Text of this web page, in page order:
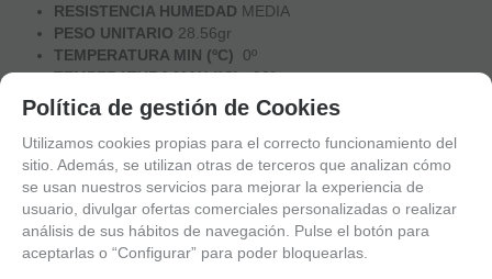
RESISTENCIA HUMEDAD MEDIA
PESO UNITARIO 28.56gr
TEMPERATURA MIN (ºC) 0º
TEMPERATURA MAX (ºC)90º
Embalaje
UNIDADES POR PAQUETE275
PAQUETES POR CAJA1
UNIDADES POR CAJA275
MEDIDAS DE LA CAJA (LxAxAlto)370x265x310mm
PESO CAJA8325gr
Política de gestión de Cookies
Utilizamos cookies propias para el correcto funcionamiento del
sitio. Además, se utilizan otras de terceros que analizan cómo
se usan nuestros servicios para mejorar la experiencia de
usuario, divulgar ofertas comerciales personalizadas o realizar
análisis de sus hábitos de navegación. Pulse el botón para
aceptarlas o “Configurar” para poder bloquearlas.